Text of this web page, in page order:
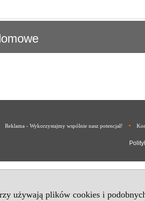
używają plików cookies i
Reklama - Wykorzystajmy wspólnie nasz potencjał! •